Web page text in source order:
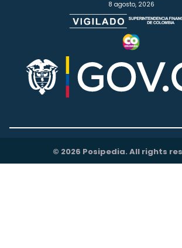
8 agosto, 2026
© 2026 Posipedia. All rights